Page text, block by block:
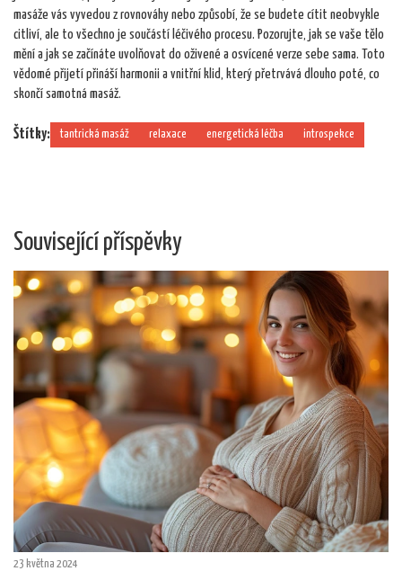
masáže vás vyvedou z rovnováhy nebo způsobí, že se budete cítit neobvykle
citliví, ale to všechno je součástí léčivého procesu. Pozorujte, jak se vaše tělo
mění a jak se začínáte uvolňovat do oživené a osvícené verze sebe sama. Toto
vědomé přijetí přináší harmonii a vnitřní klid, který přetrvává dlouho poté, co
skončí samotná masáž.
Štítky: tantrická masáž relaxace energetická léčba introspekce
Související příspěvky
23 května 2024